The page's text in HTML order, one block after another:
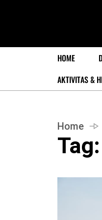
HOME
AKTIVITAS &
Home
Tag: